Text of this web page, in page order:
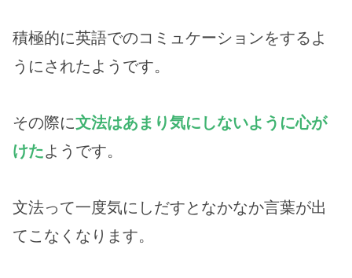
積極的に英語でのコミュケーションをするよ
うにされたようです。
その際に文法はあまり気にしないように心が
けたようです。
文法って一度気にしだすとなかなか言葉が出
てこなくなります。